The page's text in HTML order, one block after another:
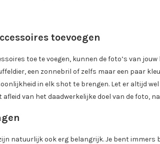
toevoegen
toe te voegen, kunnen de foto’s van
een zonnebril of zelfs maar een paar
in elk shot te brengen. Let er altijd
van het daadwerkelijke doel van de foto,
natuurlijk ook erg belangrijk. Je bent immers